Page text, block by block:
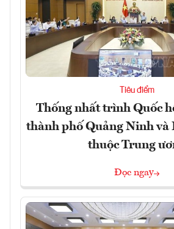
Tiêu điểm
Thống nhất trình Quốc
thành phố Quảng Ninh và
thuộc Trung
Đọc ngay